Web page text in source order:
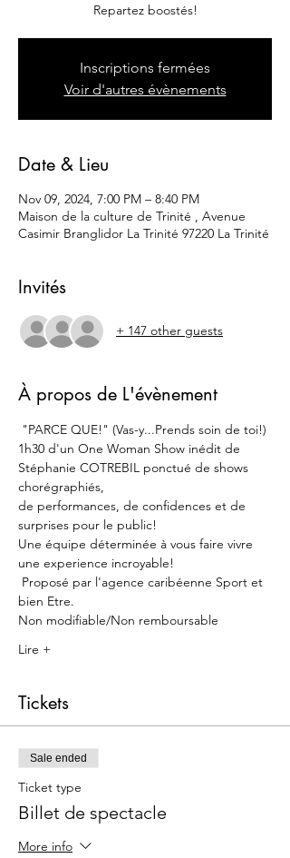
Inscriptions fermées
Voir d'autres évènements
Date & Lieu
Nov 09, 2024, 7:00 PM – 8:40 PM
Maison de la culture de Trinité , Avenue
Casimir Branglidor La Trinité 97220 La Trinité
Invités
+ 147 other guests
À propos de L'évènement
"PARCE QUE!" (Vas-y...Prends soin de toi!)
1h30 d'un One Woman Show inédit de
Stéphanie COTREBIL ponctué de shows
chorégraphiés,
de performances, de confidences et de
surprises pour le public!
Une équipe déterminée à vous faire vivre
une experience incroyable!
Proposé par l'agence caribéenne Sport et
bien Etre.
Non modifiable/Non remboursable
Lire +
Tickets
Sale ended
Ticket type
Billet de spectacle
More info